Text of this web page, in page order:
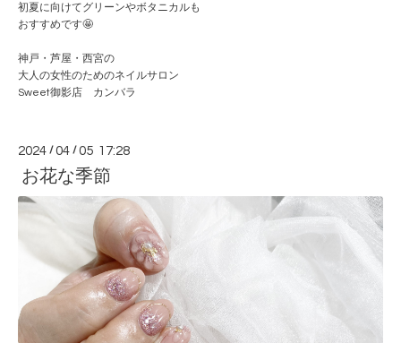
初夏に向けてグリーンやボタニカルも
おすすめです🤩
神戸・芦屋・西宮の
大人の女性のためのネイルサロン
Sweet御影店 カンバラ
2024 /04 /05 17:28
お花な季節